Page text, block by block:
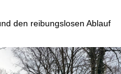
den reibungslosen Ablauf